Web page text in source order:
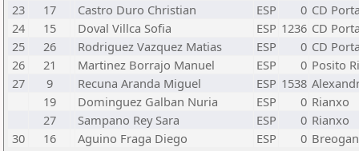
23
17 Castro Duro Christian ESP 0 CD
24
15 Doval Villca Sofia ESP 1236 CD
25
26 Rodriguez Vazquez Matias ESP 0 CD
26
21 Martinez Borrajo Manuel ESP 0 Posito
27
9 Recuna Aranda Miguel ESP 1538
19
Dominguez Galban Nuria ESP 0 Rianxo
27
Sampano Rey Sara ESP 0 Rianxo
30
16 Aguino Fraga Diego ESP 0 Breogan